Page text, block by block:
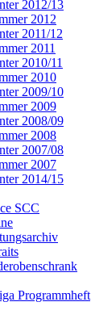
2012/13
2012
2011/12
2011
2010/11
2010
2009/10
2009
2008/09
2008
2007/08
2007
2014/15
SCC
Programmheft